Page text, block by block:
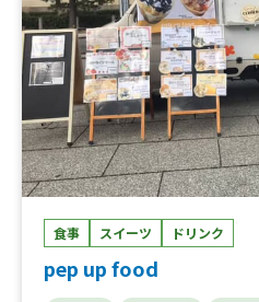
食事 スイーツ ドリンク
pep up food